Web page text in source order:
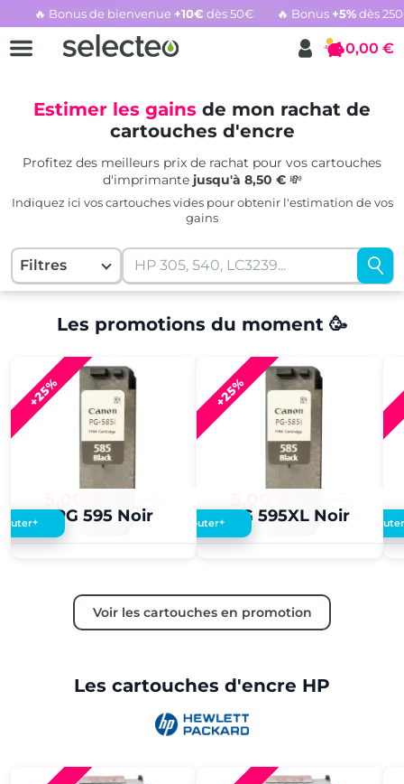
🔥 Bonus de bienvenue +10€ dès 50€ 🔥 Bonus +5%dès
Rachat cartouche vide, voir l'offre promotionnelle
Panier
0,00 €
Estimer les gains de mon rachat de
cartouches d'encre
Profitez des meilleurs prix de rachat pour vos cartouches
d'imprimante jusqu'à 8,50 €💸
Indiquez ici vos cartouches vides pour obtenir l'estimation de vos
gains
Filtres
Les promotions du moment 🥳
+25%
PG 595 Noir
+
+25%
PG 595XL Noir
Ajouter+
Voir les cartouches en promotion
Les cartouches d'encre HP